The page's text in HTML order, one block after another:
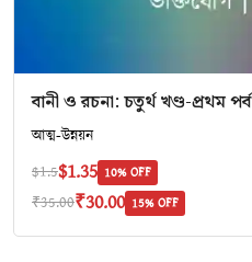
বানী ও রচনা: চতুর্থ খণ্ড-প্রথম পর্ব
আত্ম-উন্নয়ন
$1.5$1.35 10% OFF
₹35.00₹30.00 15% OFF